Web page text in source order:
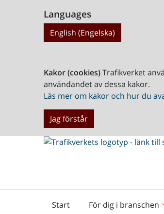
Languages
English (Engelska)
Kakor (cookies)Trafikverket
användandet av dessa kakor.
Läs mer om kakor och hur du
Jag förstår
Start
Startsida För dig i branschen